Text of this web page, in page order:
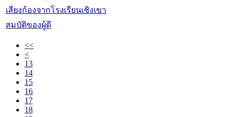
เสียงก้องจากโรงเรียนเชิงเขา
สมบัติของผู้ดี
<<
<
13
14
15
16
17
18